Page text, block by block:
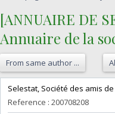
‎[ANNUAIRE DE
‎Annuaire de la
From same author ...
‎Selestat, Société des amis
Reference : 200708208